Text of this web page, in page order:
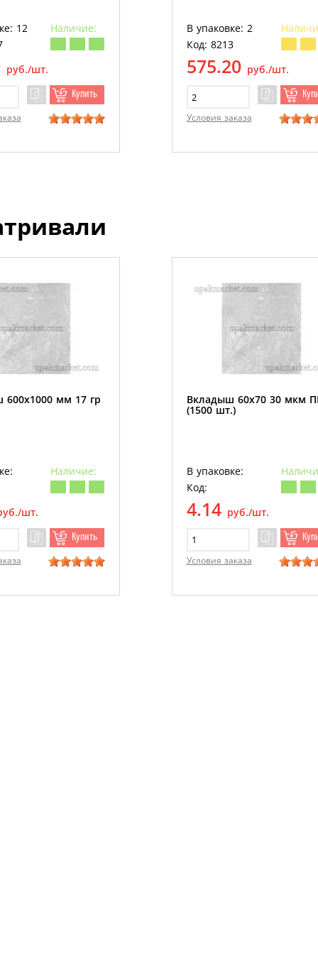
12
Наличие:
руб./шт.
Купить
В упаковке: 2
Код: 8213
575.20 руб./шт.
Условия заказа
мм 17 гр
Наличие:
шт.
Купить
Вкладыш 60х70 30 мкм
(1500 шт.)
В упаковке:
Код:
4.14 руб./шт.
Условия заказа